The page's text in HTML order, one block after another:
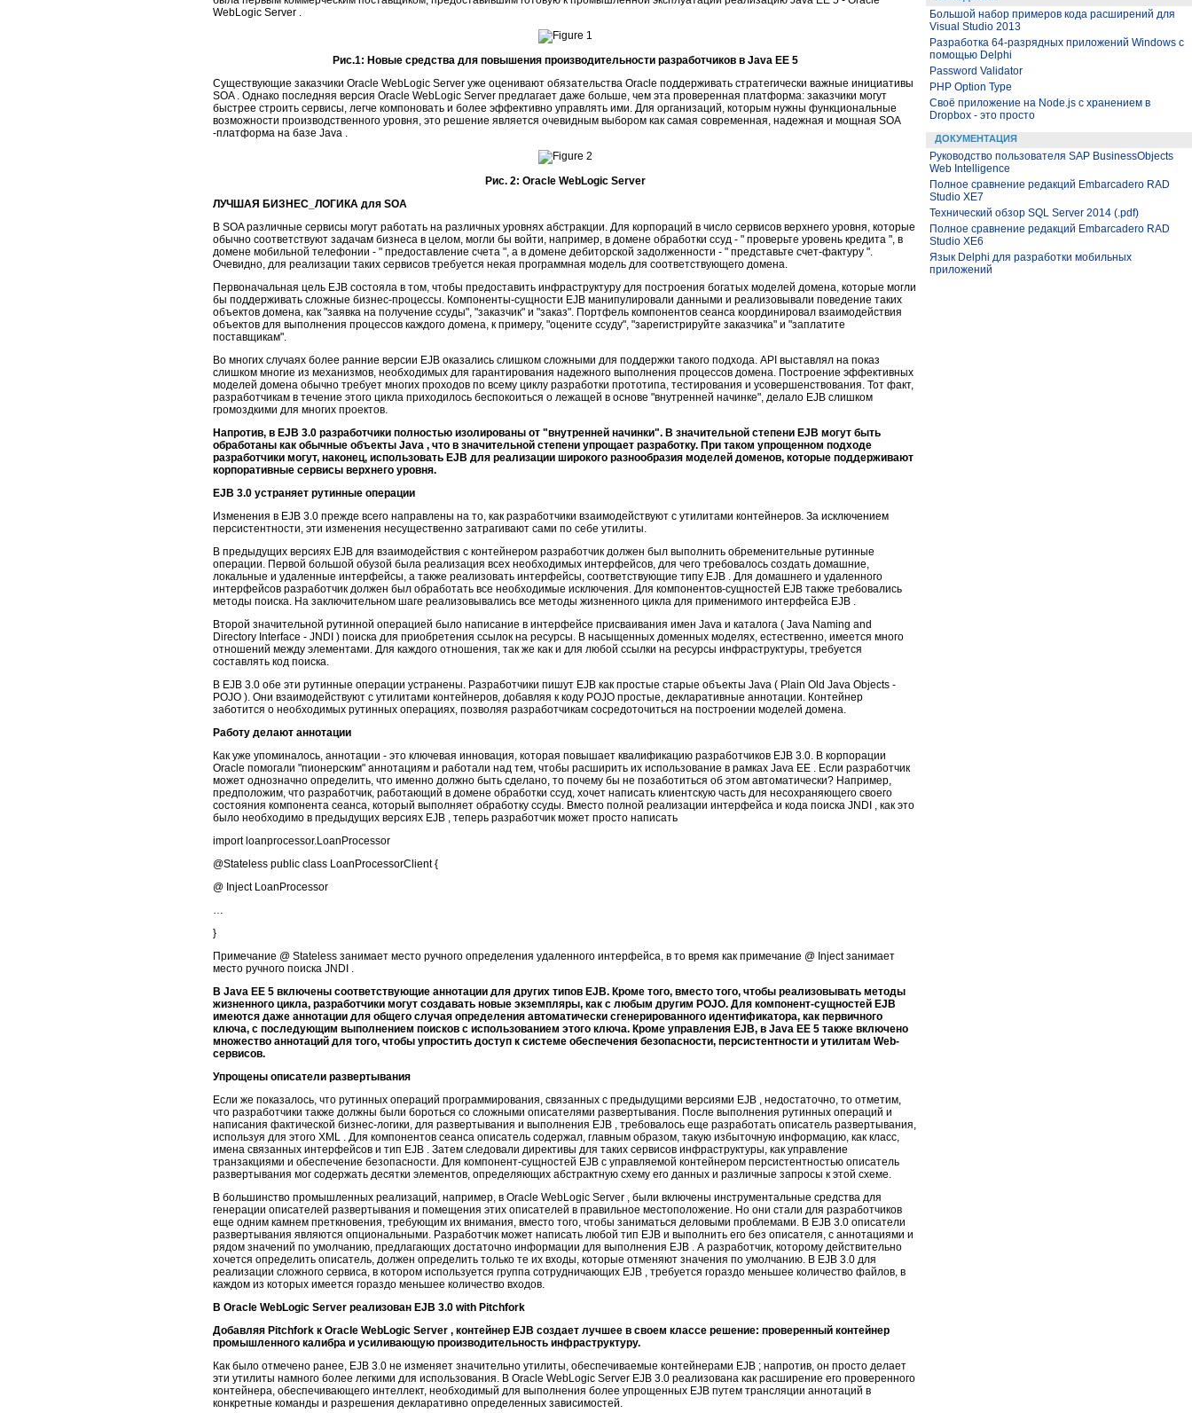
WebLogic Server .
Рис.1: Новые средства для повышения производительности разработчиков в Java EE 5
Существующие заказчики Oracle WebLogic Server уже оценивают обязательства Oracle поддерживать стратегически важные инициативы
SOA . Однако последняя версия Oracle WebLogic Server предлагает даже больше, чем эта проверенная платформа: заказчики могут
быстрее строить сервисы, легче компоновать и более эффективно управлять ими. Для организаций, которым нужны функциональные
возможности производственного уровня, это решение является очевидным выбором как самая современная, надежная и мощная SOA
-платформа на базе Java .
Рис. 2: Oracle WebLogic Server
ЛУЧШАЯ БИЗНЕС_ЛОГИКА для SOA
В SOA различные сервисы могут работать на различных уровнях абстракции. Для корпораций в число сервисов верхнего уровня, которые
обычно соответствуют задачам бизнеса в целом, могли бы войти, например, в домене обработки ссуд - " проверьте уровень кредита ", в
домене мобильной телефонии - " предоставление счета ", а в домене дебиторской задолженности - " представьте счет-фактуру ".
Очевидно, для реализации таких сервисов требуется некая программная модель для соответствующего домена.
Первоначальная цель EJB состояла в том, чтобы предоставить инфраструктуру для построения богатых моделей домена, которые могли
бы поддерживать сложные бизнес-процессы. Компоненты-сущности EJB манипулировали данными и реализовывали поведение таких
объектов домена, как "заявка на получение ссуды", "заказчик" и "заказ". Портфель компонентов сеанса координировал взаимодействия
объектов для выполнения процессов каждого домена, к примеру, "оцените ссуду", "зарегистрируйте заказчика" и "заплатите
поставщикам".
Во многих случаях более ранние версии EJB оказались слишком сложными для поддержки такого подхода. API выставлял на показ
слишком многие из механизмов, необходимых для гарантирования надежного выполнения процессов домена. Построение эффективных
моделей домена обычно требует многих проходов по всему циклу разработки прототипа, тестирования и усовершенствования. Тот факт,
разработчикам в течение этого цикла приходилось беспокоиться о лежащей в основе "внутренней начинке", делало EJB слишком
громоздкими для многих проектов.
Напротив, в EJB 3.0 разработчики полностью изолированы от "внутренней начинки". В значительной степени EJB могут быть
обработаны как обычные объекты Java , что в значительной степени упрощает разработку. При таком упрощенном подходе
разработчики могут, наконец, использовать EJB для реализации широкого разнообразия моделей доменов, которые поддерживают
корпоративные сервисы верхнего уровня.
EJB 3.0 устраняет рутинные операции
Изменения в EJB 3.0 прежде всего направлены на то, как разработчики взаимодействуют с утилитами контейнеров. За исключением
персистентности, эти изменения несущественно затрагивают сами по себе утилиты.
В предыдущих версиях EJB для взаимодействия с контейнером разработчик должен был выполнить обременительные рутинные
операции. Первой большой обузой была реализация всех необходимых интерфейсов, для чего требовалось создать домашние,
локальные и удаленные интерфейсы, а также реализовать интерфейсы, соответствующие типу EJB . Для домашнего и удаленного
интерфейсов разработчик должен был обработать все необходимые исключения. Для компонентов-сущностей EJB также требовались
методы поиска. На заключительном шаге реализовывались все методы жизненного цикла для применимого интерфейса EJB .
Второй значительной рутинной операцией было написание в интерфейсе присваивания имен Java и каталога ( Java Naming and
Directory Interface - JNDI ) поиска для приобретения ссылок на ресурсы. В насыщенных доменных моделях, естественно, имеется много
отношений между элементами. Для каждого отношения, так же как и для любой ссылки на ресурсы инфраструктуры, требуется
составлять код поиска.
В EJB 3.0 обе эти рутинные операции устранены. Разработчики пишут EJB как простые старые объекты Java ( Plain Old Java Objects -
POJO ). Они взаимодействуют с утилитами контейнеров, добавляя к коду POJO простые, декларативные аннотации. Контейнер
заботится о необходимых рутинных операциях, позволяя разработчикам сосредоточиться на построении моделей домена.
Работу делают аннотации
Как уже упоминалось, аннотации - это ключевая инновация, которая повышает квалификацию разработчиков EJB 3.0. В корпорации
Oracle помогали "пионерским" аннотациям и работали над тем, чтобы расширить их использование в рамках Java EE . Если разработчик
может однозначно определить, что именно должно быть сделано, то почему бы не позаботиться об этом автоматически? Например,
предположим, что разработчик, работающий в домене обработки ссуд, хочет написать клиентскую часть для несохраняющего своего
состояния компонента сеанса, который выполняет обработку ссуды. Вместо полной реализации интерфейса и кода поиска JNDI , как это
было необходимо в предыдущих версиях EJB , теперь разработчик может просто написать
import loanprocessor.LoanProcessor
@Stateless public class LoanProcessorClient {
@ Inject LoanProcessor
}
Примечание @ Stateless занимает место ручного определения удаленного интерфейса, в то время как примечание @ Inject занимает
место ручного поиска JNDI .
В Java EE 5 включены соответствующие аннотации для других типов EJB. Кроме того, вместо того, чтобы реализовывать методы
жизненного цикла, разработчики могут создавать новые экземпляры, как с любым другим POJO. Для компонент-сущностей EJB
имеются даже аннотации для общего случая определения автоматически сгенерированного идентификатора, как первичного
ключа, с последующим выполнением поисков с использованием этого ключа. Кроме управления EJB, в Java EE 5 также включено
множество аннотаций для того, чтобы упростить доступ к системе обеспечения безопасности, персистентности и утилитам Web-
сервисов.
Упрощены описатели развертывания
Если же показалось, что рутинных операций программирования, связанных с предыдущими версиями EJB , недостаточно, то отметим,
что разработчики также должны были бороться со сложными описателями развертывания. После выполнения рутинных операций и
написания фактической бизнес-логики, для развертывания и выполнения EJB , требовалось еще разработать описатель развертывания,
используя для этого XML . Для компонентов сеанса описатель содержал, главным образом, такую избыточную информацию, как класс,
имена связанных интерфейсов и тип EJB . Затем следовали директивы для таких сервисов инфраструктуры, как управление
транзакциями и обеспечение безопасности. Для компонент-сущностей EJB с управляемой контейнером персистентностью описатель
развертывания мог содержать десятки элементов, определяющих абстрактную схему его данных и различные запросы к этой схеме.
В большинство промышленных реализаций, например, в Oracle WebLogic Server , были включены инструментальные средства для
генерации описателей развертывания и помещения этих описателей в правильное местоположение. Но они стали для разработчиков
еще одним камнем преткновения, требующим их внимания, вместо того, чтобы заниматься деловыми проблемами. В EJB 3.0 описатели
развертывания являются опциональными. Разработчик может написать любой тип EJB и выполнить его без описателя, с аннотациями и
рядом значений по умолчанию, предлагающих достаточно информации для выполнения EJB . А разработчик, которому действительно
хочется определить описатель, должен определить только те их входы, которые отменяют значения по умолчанию. В EJB 3.0 для
реализации сложного сервиса, в котором используется группа сотрудничающих EJB , требуется гораздо меньшее количество файлов, в
каждом из которых имеется гораздо меньшее количество входов.
В Oracle WebLogic Server реализован EJB 3.0 with Pitchfork
Добавляя Pitchfork к Oracle WebLogic Server , контейнер EJB создает лучшее в своем классе решение: проверенный контейнер
промышленного калибра и усиливающую производительность инфраструктуру.
Как было отмечено ранее, EJB 3.0 не изменяет значительно утилиты, обеспечиваемые контейнерами EJB ; напротив, он просто делает
эти утилиты намного более легкими для использования. В Oracle WebLogic Server EJB 3.0 реализована как расширение его проверенного
контейнера, обеспечивающего интеллект, необходимый для выполнения более упрощенных EJB путем трансляции аннотаций в
конкретные команды и разрешения декларативно определенных зависимостей.
Большой набор примеров кода расширений для
Visual Studio 2013
Разработка 64-разрядных приложений Windows с
помощью Delphi
Password Validator
PHP Option Type
Своё приложение на Node.js с хранением в
Dropbox - это просто
ДОКУМЕНТАЦИЯ
Руководство пользователя SAP BusinessObjects
Web Intelligence
Полное сравнение редакций Embarcadero RAD
Studio XE7
Технический обзор SQL Server 2014 (.pdf)
Полное сравнение редакций Embarcadero RAD
Studio XE6
Язык Delphi для разработки мобильных
приложений